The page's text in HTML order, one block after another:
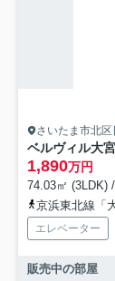
さいたま市北区
ベルヴィル大
1,890万円
74.03㎡ (3LDK)
京浜東北線「
エレベーター
販売中の部屋